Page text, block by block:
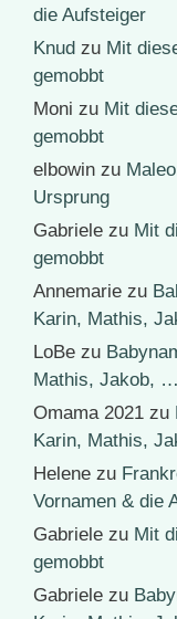
die Aufsteiger
Knud zu Mit
gemobbt
Moni zu Mit
gemobbt
elbowin zu
Ursprung
Gabriele zu Mit
gemobbt
Annemarie zu
Karin, Mathis,
LoBe zu
Mathis, Jakob, …
Omama 2021 zu
Karin, Mathis,
Helene zu
Vornamen & die
Gabriele zu Mit
gemobbt
Gabriele zu